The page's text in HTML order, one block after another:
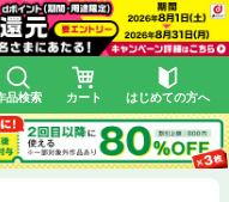
品検索 カート はじめての方へ